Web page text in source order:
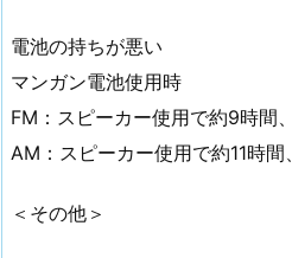
電池の持ちが悪い
マンガン電池使用時
FM：スピーカー使用で約9時間
AM：スピーカー使用で約11時
＜その他＞